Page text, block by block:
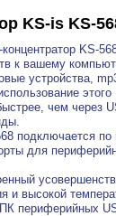
KS-is KS-
KS-
к вашему
устройства,
чем через
подключается
для
и высокой
периферийных